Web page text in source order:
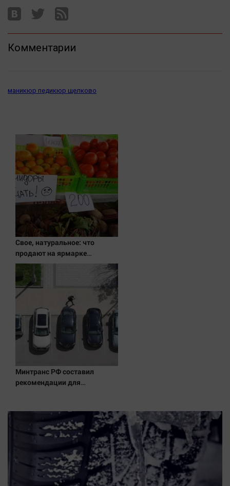
Комментарии
маникюр педикюр щелково
Свое, натуральное: что
продают на ярмарке
выходного дня в
Благовещенске (ФОТО)
Минтранс РФ составил
рекомендации для